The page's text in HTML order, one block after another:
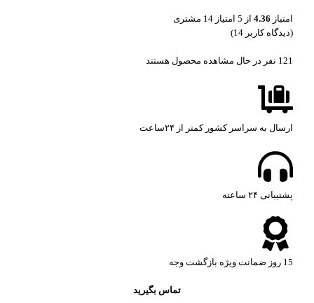
امتیاز 4.36 از 5 امتیاز 14 مشتری
(دیدگاه کاربر 14
)
121 نفر در حال مشاهده محصول هستند
ارسال به سراسر کشور کمتر از ۲۴ساعت
پشتیبانی ۲۴ ساعته​
15 روز ضمانت ویژه بازگشت وجه
تماس بگیرید